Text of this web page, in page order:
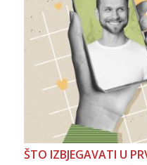
ŠTO IZBJEGAVATI U